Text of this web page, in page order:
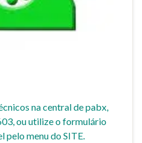
na central de pabx,
ou utilize o formulário
pelo menu do SITE.